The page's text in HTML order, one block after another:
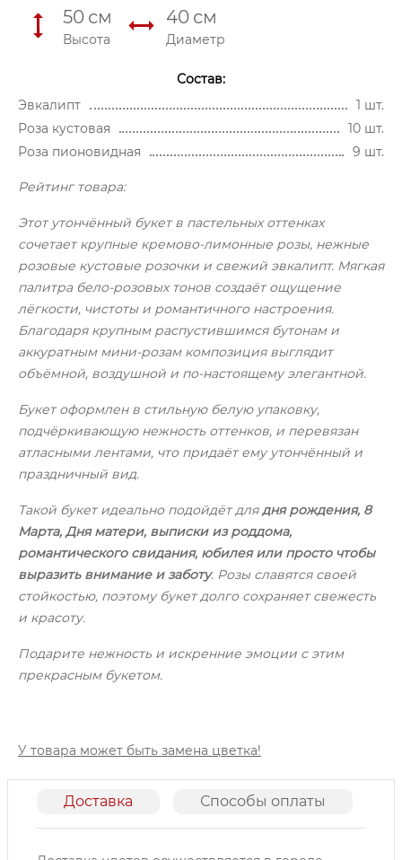
50 см
Высота
40 см
Диаметр
Состав:
Эвкалипт
1 шт.
Роза кустовая
10 шт.
Роза пионовидная
9 шт.
Рейтинг товара:
Этот утончённый букет в пастельных оттенках
сочетает крупные кремово-лимонные розы, нежные
розовые кустовые розочки и свежий эвкалипт. Мягкая
палитра бело-розовых тонов создаёт ощущение
лёгкости, чистоты и романтичного настроения.
Благодаря крупным распустившимся бутонам и
аккуратным мини-розам композиция выглядит
объёмной, воздушной и по-настоящему элегантной.
Букет оформлен в стильную белую упаковку,
подчёркивающую нежность оттенков, и перевязан
атласными лентами, что придаёт ему утончённый и
праздничный вид.
Такой букет идеально подойдёт длядня рождения, 8
Марта, Дня матери, выписки из роддома,
романтического свидания, юбилея или просто чтобы
выразить внимание и заботу. Розы славятся своей
стойкостью, поэтому букет долго сохраняет свежесть
и красоту.
Подарите нежность и искренние эмоции с этим
прекрасным букетом.
У товара может быть замена цветка!
Доставка Способы оплаты